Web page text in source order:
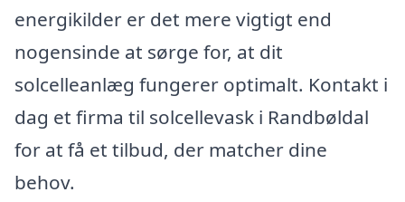
energikilder er det mere vigtigt end
nogensinde at sørge for, at dit
solcelleanlæg fungerer optimalt. Kontakt i
dag et firma til solcellevask i Randbøldal
for at få et tilbud, der matcher dine
behov.